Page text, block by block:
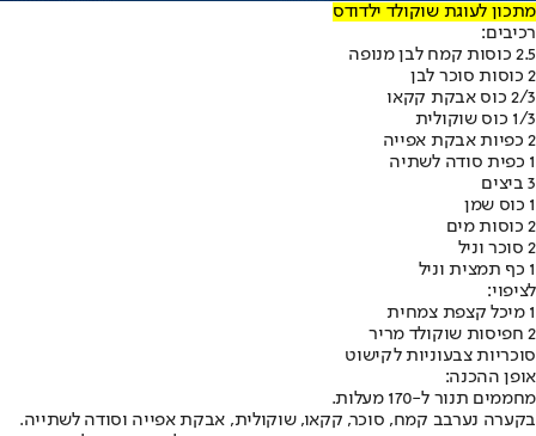
מתכון לעוגת שוקולד ילדודס
רכיבים:
2.5 כוסות קמח לבן מנופה
2 כוסות סוכר לבן
2/3 כוס אבקת קקאו
1/3 כוס שוקולית
2 כפיות אבקת אפייה
1 כפית סודה לשתיה
3 ביצים
1 כוס שמן
2 כוסות מים
2 סוכר וניל
1 כף תמצית וניל
לציפוי:
1 מיכל קצפת צמחית
2 חפיסות שוקולד מריר
סוכריות צבעוניות לקישוט
אופן ההכנה:
מחממים תנור ל-170 מעלות.
בקערה נערבב קמח, סוכר, קקאו, שוקולית, אבקת אפייה וסודה לשתייה.